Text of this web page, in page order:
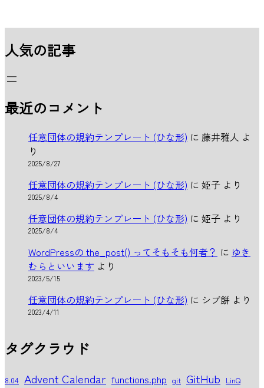
人気の記事
最近のコメント
任意団体の規約テンプレート (ひな形) に 藤井雅人 よ
り
2025/8/27
任意団体の規約テンプレート (ひな形) に 姫子 より
2025/8/4
任意団体の規約テンプレート (ひな形) に 姫子 より
2025/8/4
WordPressの the_post() ってそもそも何者？ に ゆき
むらといいます より
2023/5/15
任意団体の規約テンプレート (ひな形) に シブ餅 より
2023/4/11
タグクラウド
8.04 Advent Calendar functions.php git GitHub LinQ